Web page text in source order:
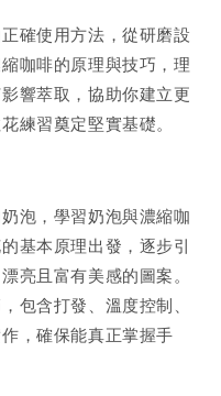
確使用方法，從研磨設
咖啡的原理與技巧，理
響萃取，協助你建立更
練習奠定堅實基礎。
泡，學習奶泡與濃縮咖
基本原理出發，逐步引
亮且富有美感的圖案。
包含打發、溫度控制、
，確保能真正掌握手